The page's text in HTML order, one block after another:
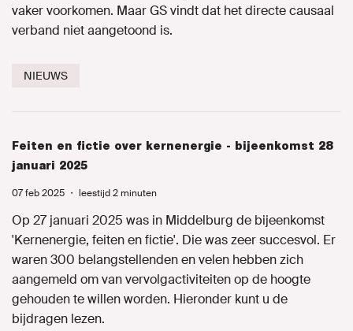
vaker voorkomen. Maar GS vindt dat het directe causaal
verband niet aangetoond is.
NIEUWS
Feiten en fictie over kernenergie - bijeenkomst 28
januari 2025
07 feb 2025 ・ leestijd 2 minuten
Op 27 januari 2025 was in Middelburg de bijeenkomst
'Kernenergie, feiten en fictie'. Die was zeer succesvol. Er
waren 300 belangstellenden en velen hebben zich
aangemeld om van vervolgactiviteiten op de hoogte
gehouden te willen worden. Hieronder kunt u de
bijdragen lezen.